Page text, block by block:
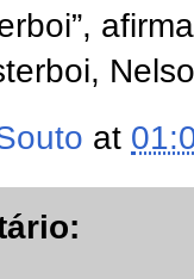
at